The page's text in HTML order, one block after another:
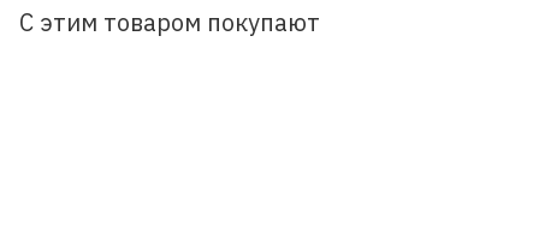
С этим товаром покупают